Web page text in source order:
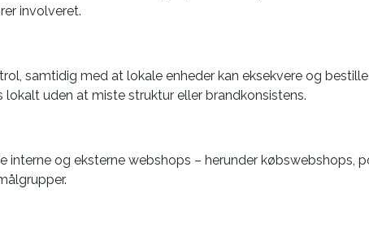
involveret.
samtidig med at lokale enheder kan eksekvere og
uden at miste struktur eller brandkonsistens.
og eksterne webshops – herunder købswebshops,